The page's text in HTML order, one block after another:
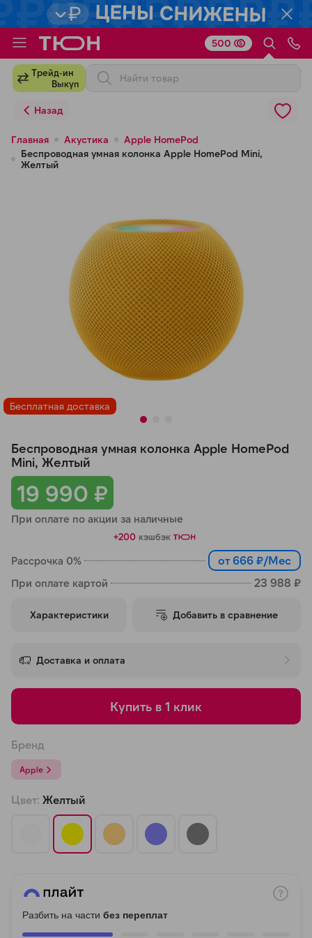
Трейд-ин
Выкуп
500
Назад
Главная Акустика
Apple HomePod
Беспроводная умная колонка Apple HomePod Mini,
Желтый
Бесплатная доставка
19 990 ₽
При оплате по акции за наличные
+200 кэшбэк
Рассрочка 0% от 666 ₽/Мес
При оплате картой 23 988 ₽
Беспроводная умная колонка Apple HomePod
Mini, Желтый
Характеристики Добавить в сравнение
Доставка и оплата
Купить в 1 клик
Бренд
Apple
Цвет: Желтый
Разбить на части без переплат
Для клиентов всех банков
Разбейте
оплатуна части
без переплат
Добавляйте товары
в корзину
Оплачивайте сегодня только
25% картой любого банка
Получайте товар
выбранный способом
Оставшиеся 75 % будут
списыватьсяс вашей карты
по 25%
Подробнее
недели
Остались вопросы?
8 800 302-02-51